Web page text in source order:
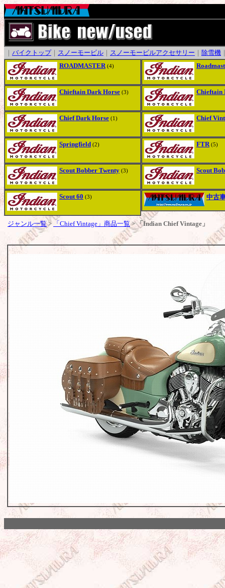
バイクトップ｜ スノーモービル スノーモービルアクセサリー 除雪機
ROADMASTER (4)
Chieftain Dark Horse (3) Chieftain
Chief Dark Horse (1) Chief
Springfield (2) FTR (5)
Scout Bobber Twenty (3) Scout
Scout 60 (3) 中古
ジャンル一覧> 「Chief Vintage」商品一覧>「Indian Chief Vintage」